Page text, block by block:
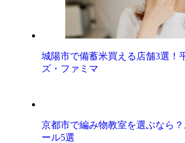
城陽市で備蓄米買える店舗3選！
ズ・ファミマ
京都市で編み物教室を選ぶなら
ール5選